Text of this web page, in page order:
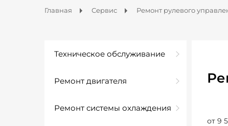
Главная Сервис Ремонт рулевого
Техническое обслуживание
Ремонт двигателя
Ремонт системы охлаждения
от 9